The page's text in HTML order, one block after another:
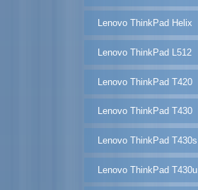
Lenovo ThinkPad Helix
Lenovo ThinkPad L512
Lenovo ThinkPad T420
Lenovo ThinkPad T430
Lenovo ThinkPad T430s
Lenovo ThinkPad T430u